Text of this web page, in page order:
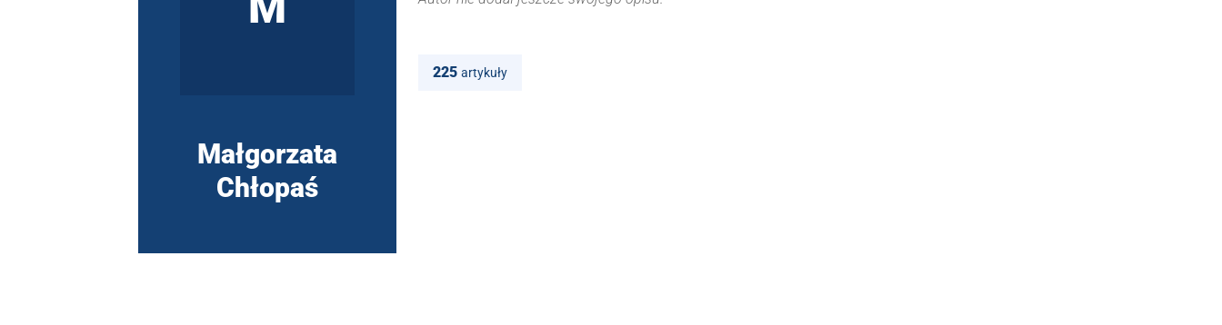
Małgorzata
Chłopaś
225 artykuły